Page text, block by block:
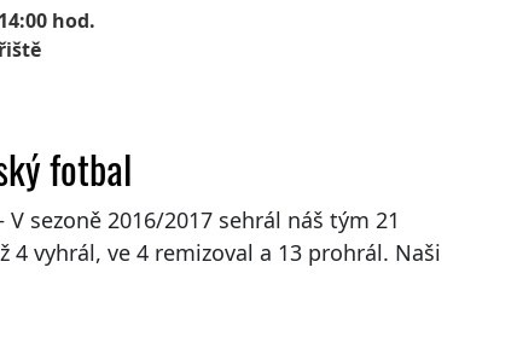
hod.
fotbal
sezoně 2016/2017 sehrál náš tým 21
4 vyhrál, ve 4 remizoval a 13 prohrál. Naši